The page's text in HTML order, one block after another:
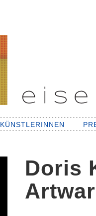
KÜNSTLERINNEN
Doris